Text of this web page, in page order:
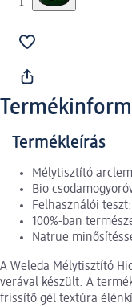
Termékleírás
Mélytisztító
Bio
Felhasználói
100%-ban
Natrue
A Weleda Mélytisztító
verával készült. A
frissítő gél textúra